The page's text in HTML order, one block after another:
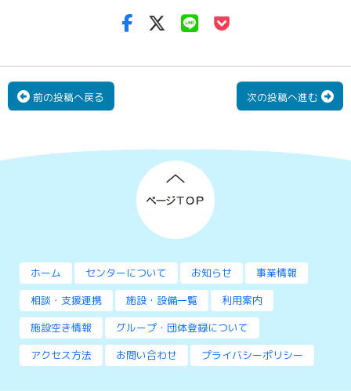
前の投稿へ戻る 次の投稿へ進む
ホーム センターについて お知らせ
事業情報
相談・支援連携
施設・設備一覧
利用案内
施設空き情報
グループ・団体登録について
アクセス方法
お問い合わせ プライバシーポリシー